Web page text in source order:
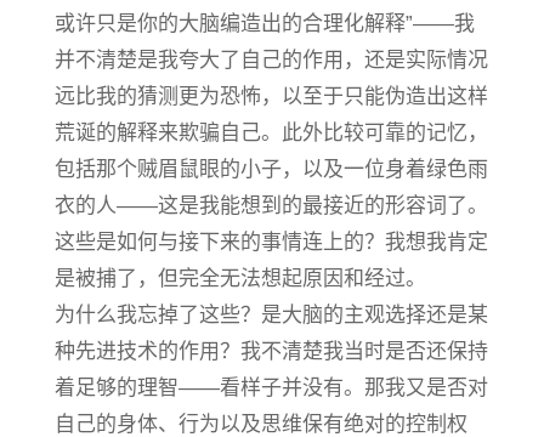
或许只是你的大脑编造出的合理化解释”——我
并不清楚是我夸大了自己的作用，还是实际情况
远比我的猜测更为恐怖，以至于只能伪造出这样
荒诞的解释来欺骗自己。此外比较可靠的记忆，
包括那个贼眉鼠眼的小子，以及一位身着绿色雨
衣的人——这是我能想到的最接近的形容词了。
这些是如何与接下来的事情连上的？我想我肯定
是被捕了，但完全无法想起原因和经过。
为什么我忘掉了这些？是大脑的主观选择还是某
种先进技术的作用？我不清楚我当时是否还保持
着足够的理智——看样子并没有。那我又是否对
自己的身体、行为以及思维保有绝对的控制权